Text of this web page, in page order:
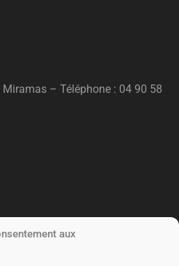
aux
Miramas – Téléphone : 04 90 58
Nous rencontrer